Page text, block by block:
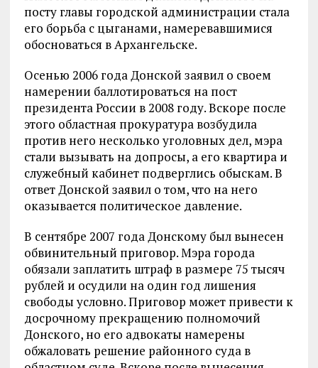
посту главы городской администрации стала
его борьба с цыганами, намеревавшимися
обосноваться в Архангельске.
Осенью 2006 года Донской заявил о своем
намерении баллотироваться на пост
президента России в 2008 году. Вскоре после
этого областная прокуратура возбудила
против него несколько уголовных дел, мэра
стали вызывать на допросы, а его квартира и
служебный кабинет подверглись обыскам. В
ответ Донской заявил о том, что на него
оказывается политическое давление.
В сентябре 2007 года Донскому был вынесен
обвинительный приговор. Мэра города
обязали заплатить штраф в размере 75 тысяч
рублей и осудили на один год лишения
свободы условно. Приговор может привести к
досрочному прекращению полномочий
Донского, но его адвокаты намерены
обжаловать решение районного суда в